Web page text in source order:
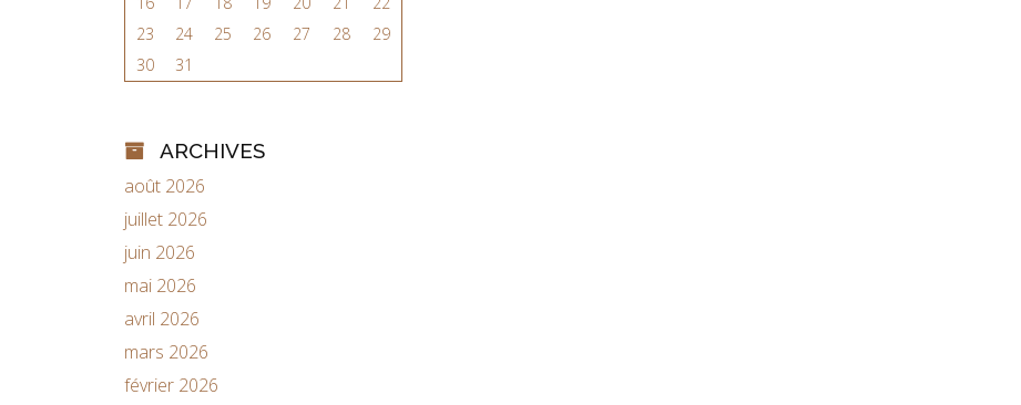
23
24 25 26 27 28
29
30
31
ARCHIVES
août 2026
juillet 2026
juin 2026
mai 2026
avril 2026
mars 2026
février 2026